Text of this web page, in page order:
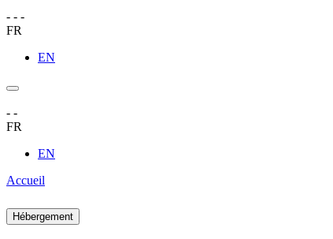
- - -
FR
EN
- -
FR
EN
Accueil
Hébergement